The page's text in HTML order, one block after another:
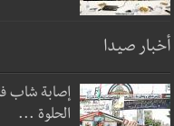
أخبار صيدا
إصابة شاب
الحلوة ...